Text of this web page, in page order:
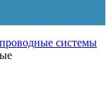
системы